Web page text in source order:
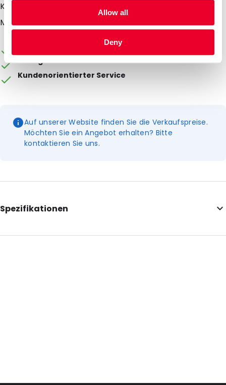
Allow all
Deny
Körperflüssigkeiten. Zusätzlich bieten wir Ihnen die
Möglichkeit die Röhrchen zu abfüllen.
Die Verpackung kann individuell gestaltet werden
Ab Lager lieferbar
Kundenorientierter Service
Auf unserer Website finden Sie die Verkaufspreise.
Möchten Sie ein Angebot erhalten? Bitte
kontaktieren Sie uns.
Spezifikationen
Additional information: Dieser Artikel ist für den allgemeinen